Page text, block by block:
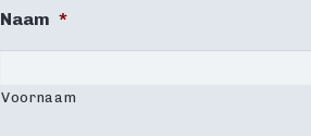
Naam *
Voornaam